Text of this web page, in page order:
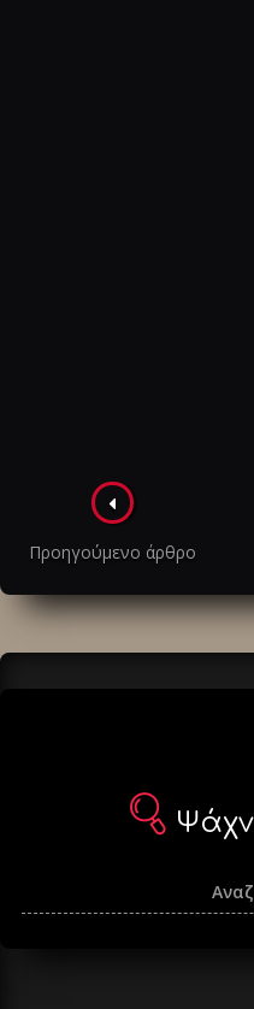
Πλοήγηση
στα
άρθρα
Προηγούμενο άρθρο